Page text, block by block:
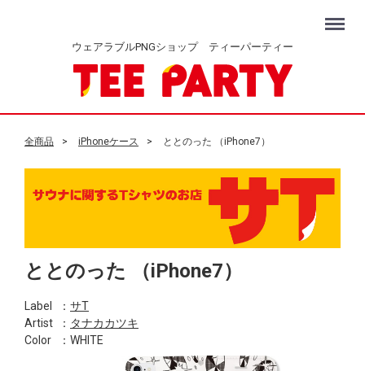
ウェアラブルPNGショップ ティーパーティー
Menu
全商品 iPhoneケース ととのった （iPhone7）
ととのった （iPhone7）
Label ： サT
Artist
： タナカカツキ
Color
：WHITE